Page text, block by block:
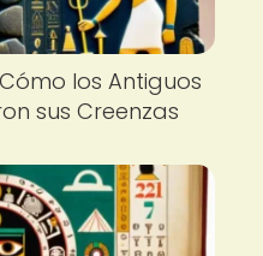
los Antiguos
sus Creenzas